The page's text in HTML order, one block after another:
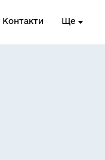
Контакти Ще